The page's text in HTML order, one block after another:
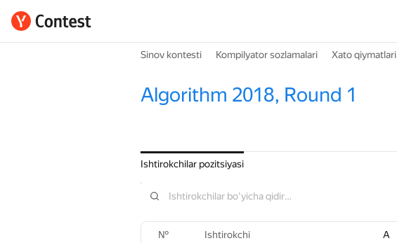
Sinov kontesti Kompilyator sozlamalari Xato qiymatlari
Algorithm 2018, Round 1
Ishtirokchilar pozitsiyasi
№ Ishtirokchi A